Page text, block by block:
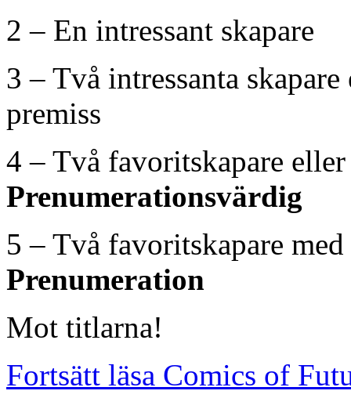
2 – En intressant skapare
3 – Två intressanta
premiss
4 – Två favoritskapare
Prenumerationsvärdig
5 – Två favoritskapare
Prenumeration
Mot titlarna!
Fortsätt läsa Comics of